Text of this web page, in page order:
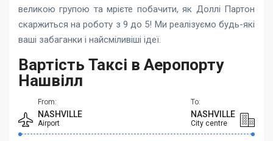
великою групою та мрієте побачити, як Доллі Партон
скаржиться на роботу з 9 до 5! Ми реалізуємо будь-які
ваші забаганки і найсміливіші ідеї.
Вартість Таксі в Аеропорту
Нашвілл
From:
NASHVILLE
Airport
To:
NASHVILLE
City centre